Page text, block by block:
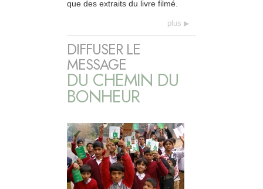
que des extraits du livre filmé.
plus
DIFFUSER LE
MESSAGE
DU CHEMIN DU
BONHEUR